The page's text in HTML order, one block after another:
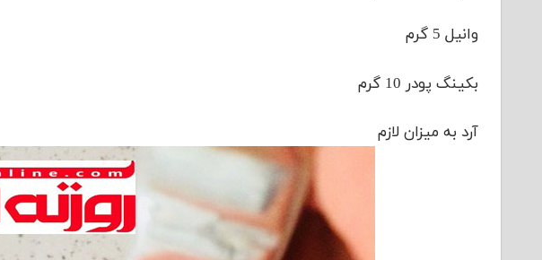
وانیل 5 گرم
بکینگ پودر 10 گرم
آرد به میزان لازم